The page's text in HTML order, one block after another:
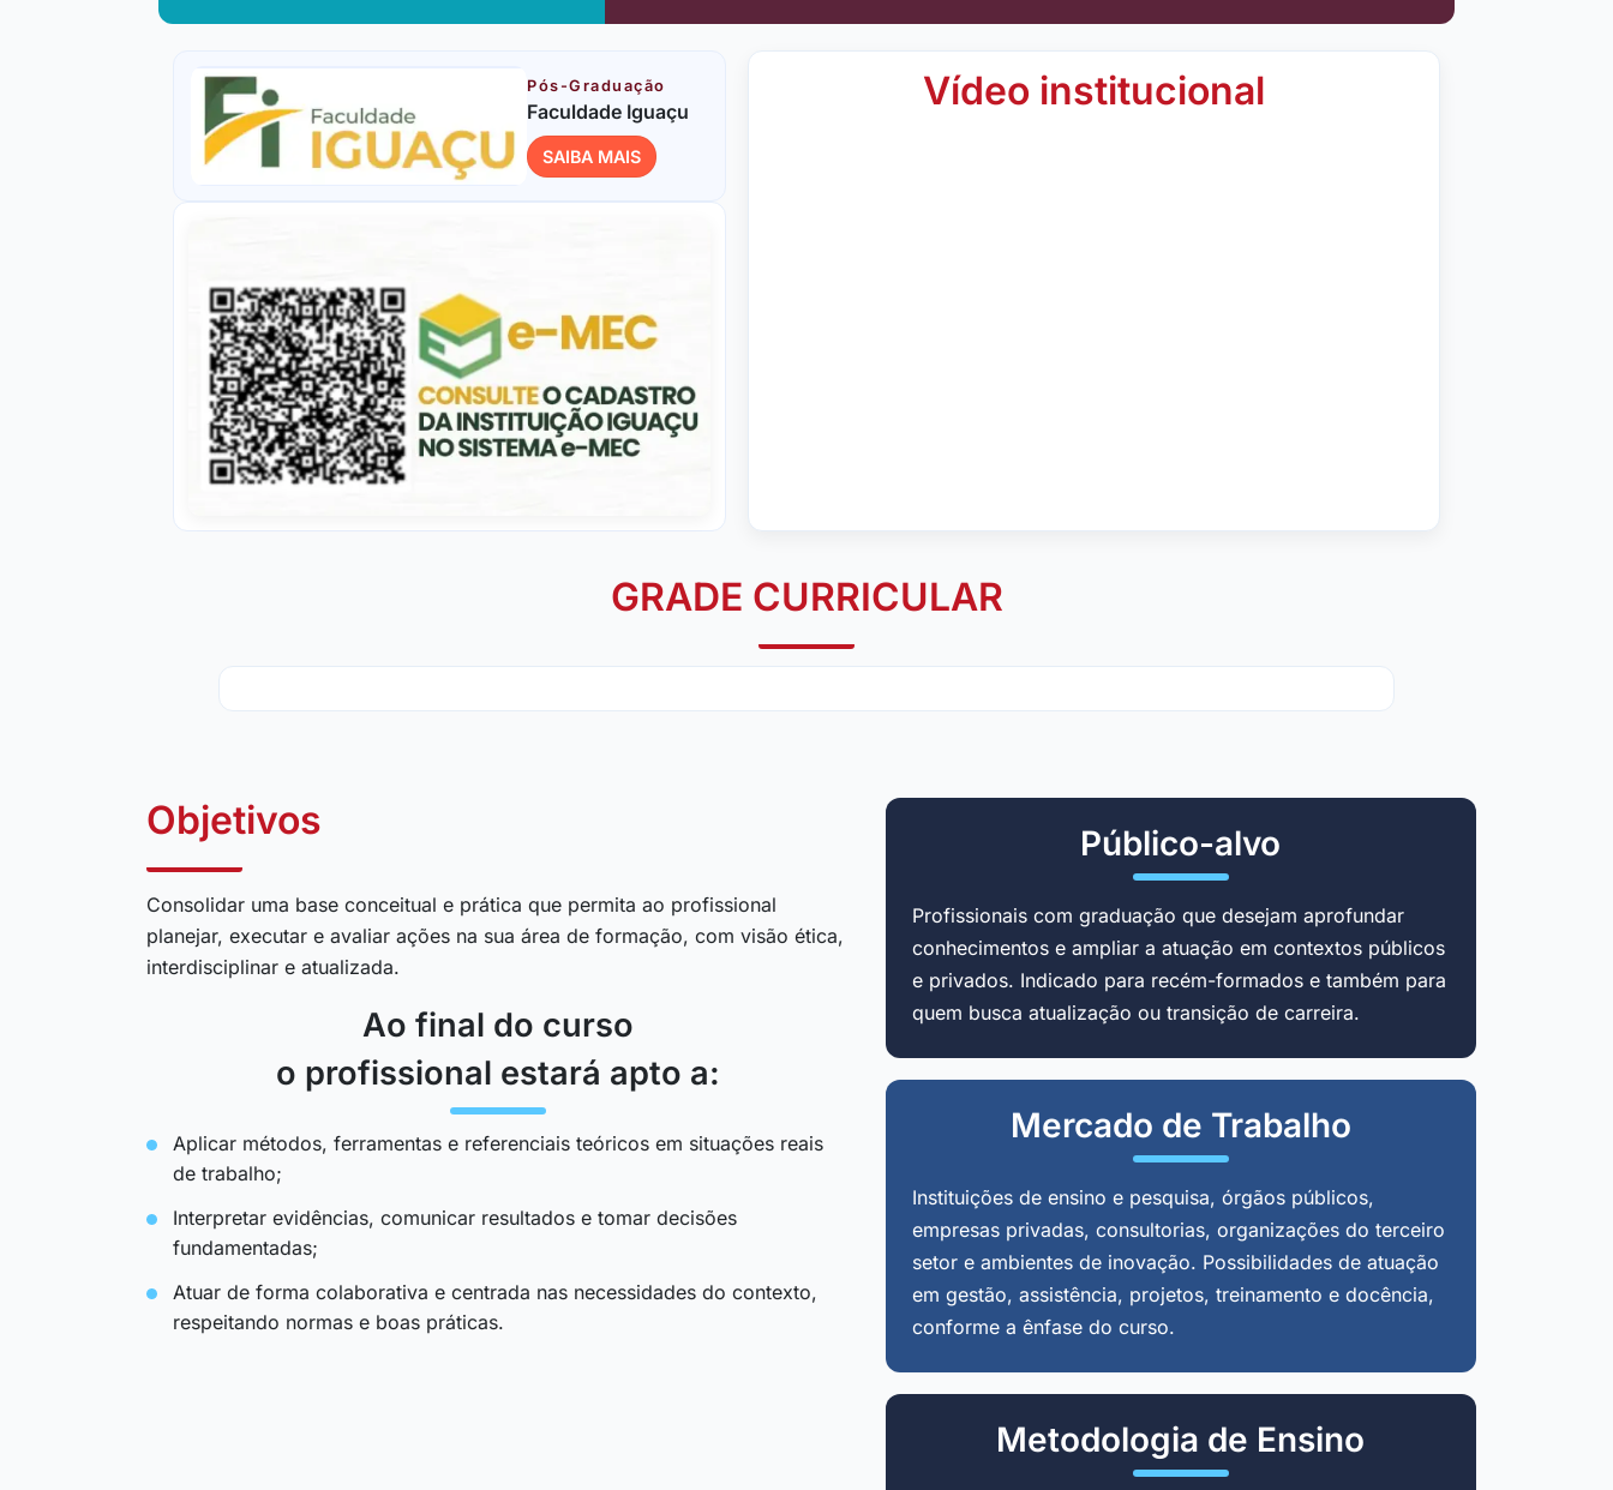
Pós-Graduação
Faculdade Iguaçu
SAIBA MAIS
Vídeo institucional
GRADE CURRICULAR
Objetivos
Consolidar uma base conceitual e prática que permita ao profissional
planejar, executar e avaliar ações na sua área de formação, com visão ética,
interdisciplinar e atualizada.
Ao final do curso
o profissional estará apto a:
Aplicar métodos, ferramentas e referenciais teóricos em situações reais
de trabalho;
Interpretar evidências, comunicar resultados e tomar decisões
fundamentadas;
Atuar de forma colaborativa e centrada nas necessidades do contexto,
respeitando normas e boas práticas.
Público-alvo
Profissionais com graduação que desejam aprofundar
conhecimentos e ampliar a atuação em contextos públicos
e privados. Indicado para recém-formados e também para
quem busca atualização ou transição de carreira.
Mercado de Trabalho
Instituições de ensino e pesquisa, órgãos públicos,
empresas privadas, consultorias, organizações do terceiro
setor e ambientes de inovação. Possibilidades de atuação
em gestão, assistência, projetos, treinamento e docência,
conforme a ênfase do curso.
Metodologia de Ensino